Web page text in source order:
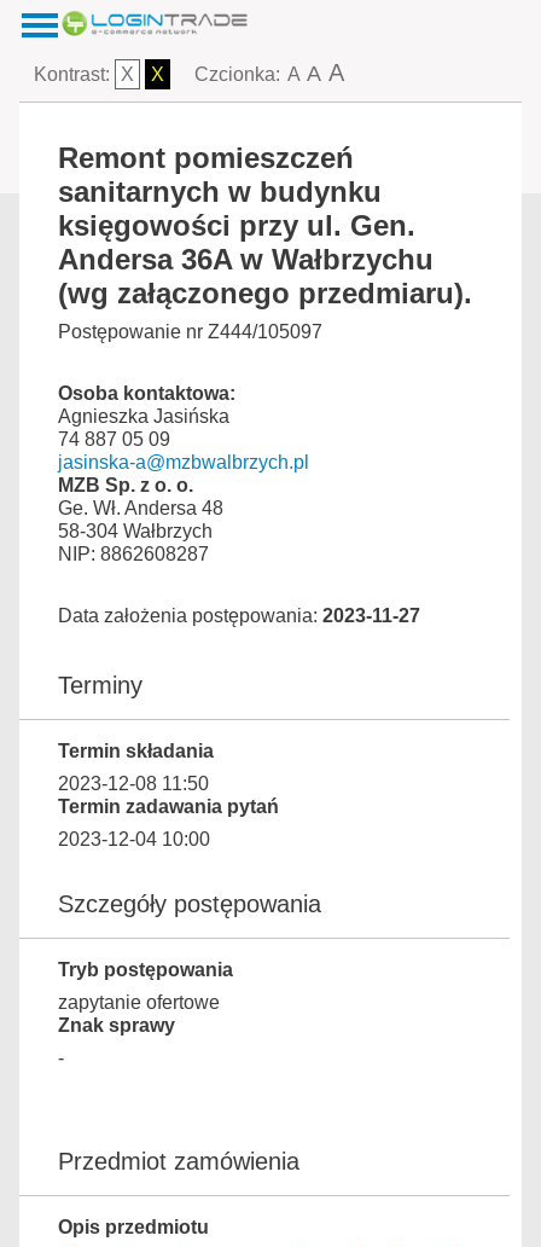
Kontrast: X X Czcionka: A A A
Remont pomieszczeń
sanitarnych w budynku
księgowości przy ul. Gen.
Andersa 36A w Wałbrzychu
(wg załączonego przedmiaru).
Postępowanie nr Z444/105097
Osoba kontaktowa:
Agnieszka Jasińska
74 887 05 09
jasinska-a@mzbwalbrzych.pl
MZB Sp. z o. o.
Ge. Wł. Andersa 48
58-304 Wałbrzych
NIP: 8862608287
Data założenia postępowania: 2023-11-27
Terminy
Termin składania
2023-12-08 11:50
Termin zadawania pytań
2023-12-04 10:00
Szczegóły postępowania
Tryb postępowania
zapytanie ofertowe
Znak sprawy
-
Przedmiot zamówienia
Opis przedmiotu